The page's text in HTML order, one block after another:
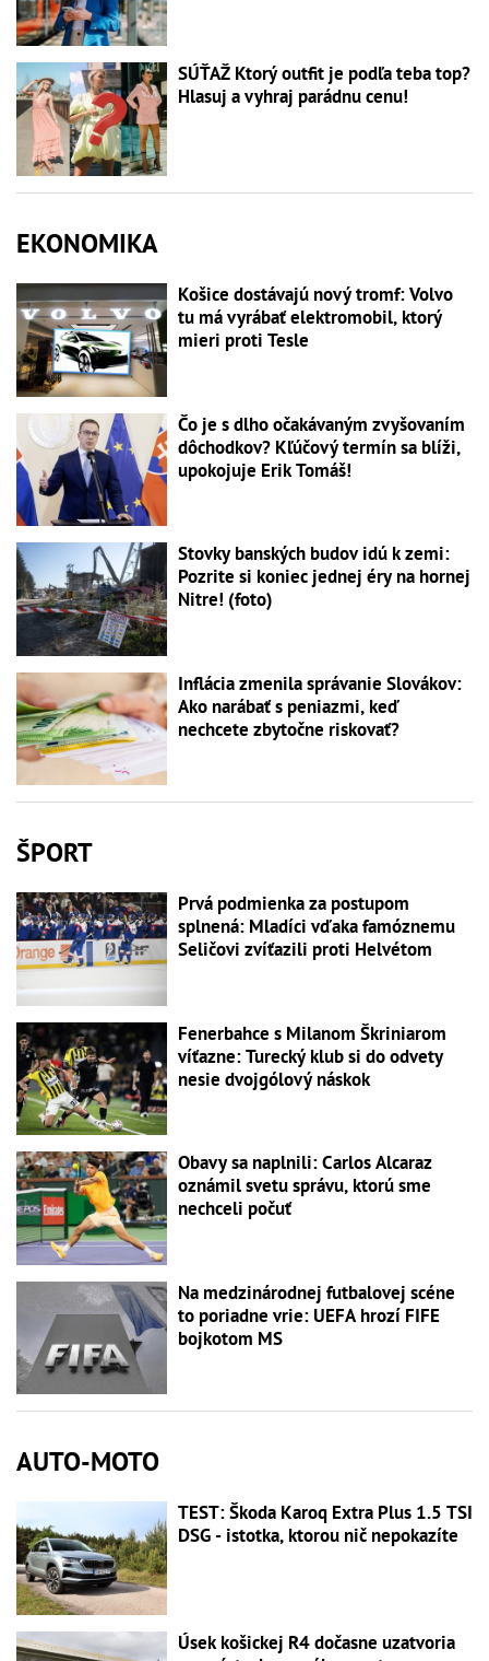
SÚŤAŽ Ktorý outfit je podľa teba top?
Hlasuj a vyhraj parádnu cenu!
EKONOMIKA
Košice dostávajú nový tromf: Volvo
tu má vyrábať elektromobil, ktorý
mieri proti Tesle
Čo je s dlho očakávaným zvyšovaním
dôchodkov? Kľúčový termín sa blíži,
upokojuje Erik Tomáš!
Stovky banských budov idú k zemi:
Pozrite si koniec jednej éry na hornej
Nitre! (foto)
Inflácia zmenila správanie Slovákov:
Ako narábať s peniazmi, keď
nechcete zbytočne riskovať?
ŠPORT
Prvá podmienka za postupom
splnená: Mladíci vďaka famóznemu
Seličovi zvíťazili proti Helvétom
Fenerbahce s Milanom Škriniarom
víťazne: Turecký klub si do odvety
nesie dvojgólový náskok
Obavy sa naplnili: Carlos Alcaraz
oznámil svetu správu, ktorú sme
nechceli počuť
Na medzinárodnej futbalovej scéne
to poriadne vrie: UEFA hrozí FIFE
bojkotom MS
AUTO-MOTO
TEST: Škoda Karoq Extra Plus 1.5 TSI
DSG - istotka, ktorou nič nepokazíte
Úsek košickej R4 dočasne uzatvoria